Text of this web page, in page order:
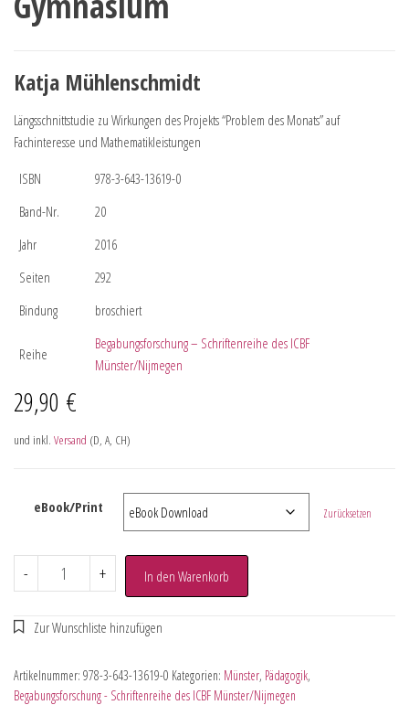
Katja Mühlenschmidt
Längsschnittstudie zu Wirkungen des Projekts “Problem des Monats” auf
Fachinteresse und Mathematikleistungen
ISBN
978-3-643-13619-0
Band-Nr.
20
Jahr
2016
Seiten
292
Bindung
broschiert
Reihe
Begabungsforschung – Schriftenreihe des ICBF
Münster/Nijmegen
29,90 €
und inkl. Versand (D, A, CH)
eBook/Print Zurücksetzen
- + In den Warenkorb
Artikelnummer: 978-3-643-13619-0 Kategorien: Münster, Pädagogik,
Begabungsforschung - Schriftenreihe des ICBF Münster/Nijmegen